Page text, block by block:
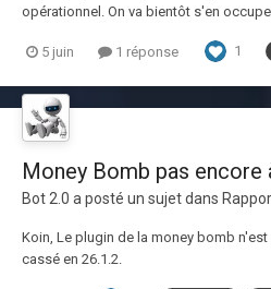
opérationnel. On va bientôt s'en
5 juin 1 réponse 1
Money Bomb pas encore
Bot 2.0 a posté un sujet dans
Koin, Le plugin de la money bomb
cassé en 26.1.2.